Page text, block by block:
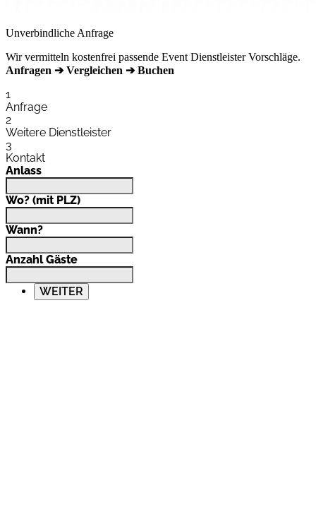
Unverbindliche Anfrage
Wir vermitteln kostenfrei passende Event Dienstleister Vorschläge.
Anfragen ➔ Vergleichen ➔ Buchen